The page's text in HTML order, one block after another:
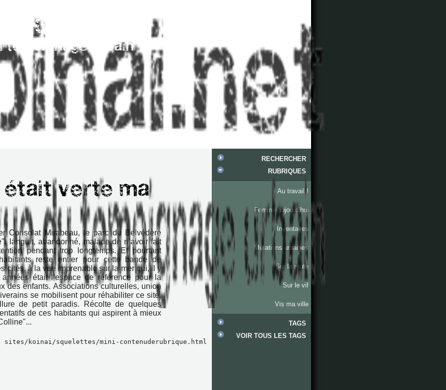
RECHERCHER
RUBRIQUES
Au travail !
Femme aujourd’hui
Inventaires
Mutations urbaines
Sur la route
Sur le vif
Vis ma ville
TAGS
lieux
VOIR TOUS LES TAGS
Consolat Mirabeau, le parc du Belvédère
languit, abandonné, malade de n’avoir fait
pendant trop longtemps. Et pourtant
habitants reste entier pour cette bande de
cités, à la vue imprenable sur la mer qui, il y
était l’espace de référence pour la
des enfants. Associations culturelles, union
se mobilisent pour réhabiliter ce site,
de petit paradis. Récolte de quelques
de ces habitants qui aspirent à mieux
sites/koinai/squelettes/mini-contenuderubrique.html